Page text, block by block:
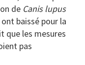
de Canis lupus
baissé pour la
que les mesures
pas